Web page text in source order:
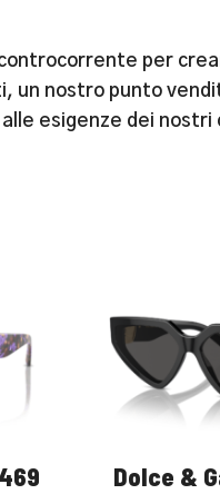
per
un nostro punto
esigenze dei
Dolce &